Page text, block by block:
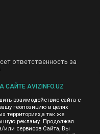
ответственность за
зарегистрированных
которые ссылается
сайта представлена
Чтобы узнать
Google нажмите тут
AVIZINFO.UZ
взаимодействие сайта с
геопозицию в целях
территориях,а так же
рекламу. Продолжая
или сервисов Сайта, Вы